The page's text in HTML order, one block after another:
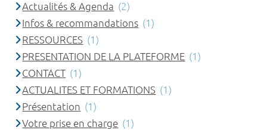
Actualités & Agenda (2)
Infos & recommandations (1)
RESSOURCES (1)
PRESENTATION DE LA PLATEFORME (1)
CONTACT (1)
ACTUALITES ET FORMATIONS (1)
Présentation (1)
Votre prise en charge (1)